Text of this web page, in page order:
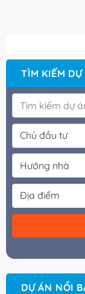
TÌM KIẾM
DỰ ÁN NỔI